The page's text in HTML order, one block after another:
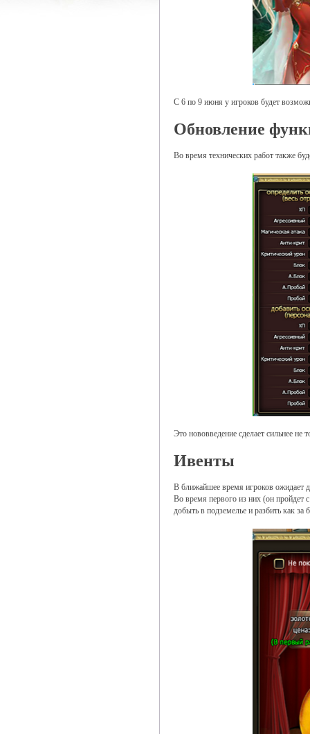
С 6 по 9 июня у игроков будет
Обновление
Во время технических работ также
Это нововведение сделает сильнее не
Ивенты
В ближайшее время игроков ожидает
Во время первого из них (он пройдет
добыть в подземелье и разбить как